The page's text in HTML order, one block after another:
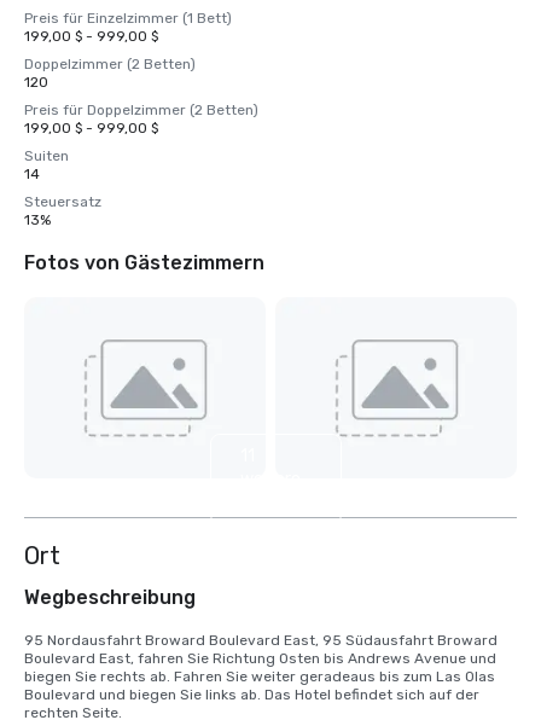
Preis für Einzelzimmer (1 Bett)
199,00 $ - 999,00 $
Doppelzimmer (2 Betten)
120
Preis für Doppelzimmer (2 Betten)
199,00 $ - 999,00 $
Suiten
14
Steuersatz
13%
Fotos von Gästezimmern
Ort
Wegbeschreibung
95 Nordausfahrt Broward Boulevard East, 95 Südausfahrt Broward
Boulevard East, fahren Sie Richtung Osten bis Andrews Avenue und
biegen Sie rechts ab. Fahren Sie weiter geradeaus bis zum Las Olas
Boulevard und biegen Sie links ab. Das Hotel befindet sich auf der
rechten Seite.